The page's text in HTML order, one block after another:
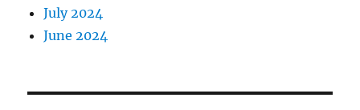
July 2024
June 2024